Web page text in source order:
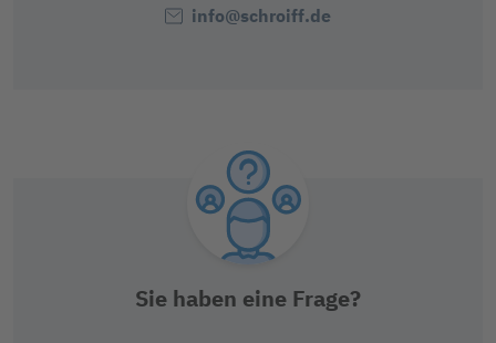
info@schroiff.de
Sie haben eine Frage?